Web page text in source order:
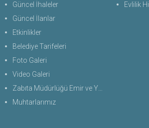
Güncel İhaleler
Güncel İlanlar
Etkinlikler
Belediye Tarifeleri
Foto Galeri
Video Galeri
Zabıta Müdürlüğü Emir ve Yasaklar Uygulama Yönetmeliği 2026
Muhtarlarımız
Evlilik